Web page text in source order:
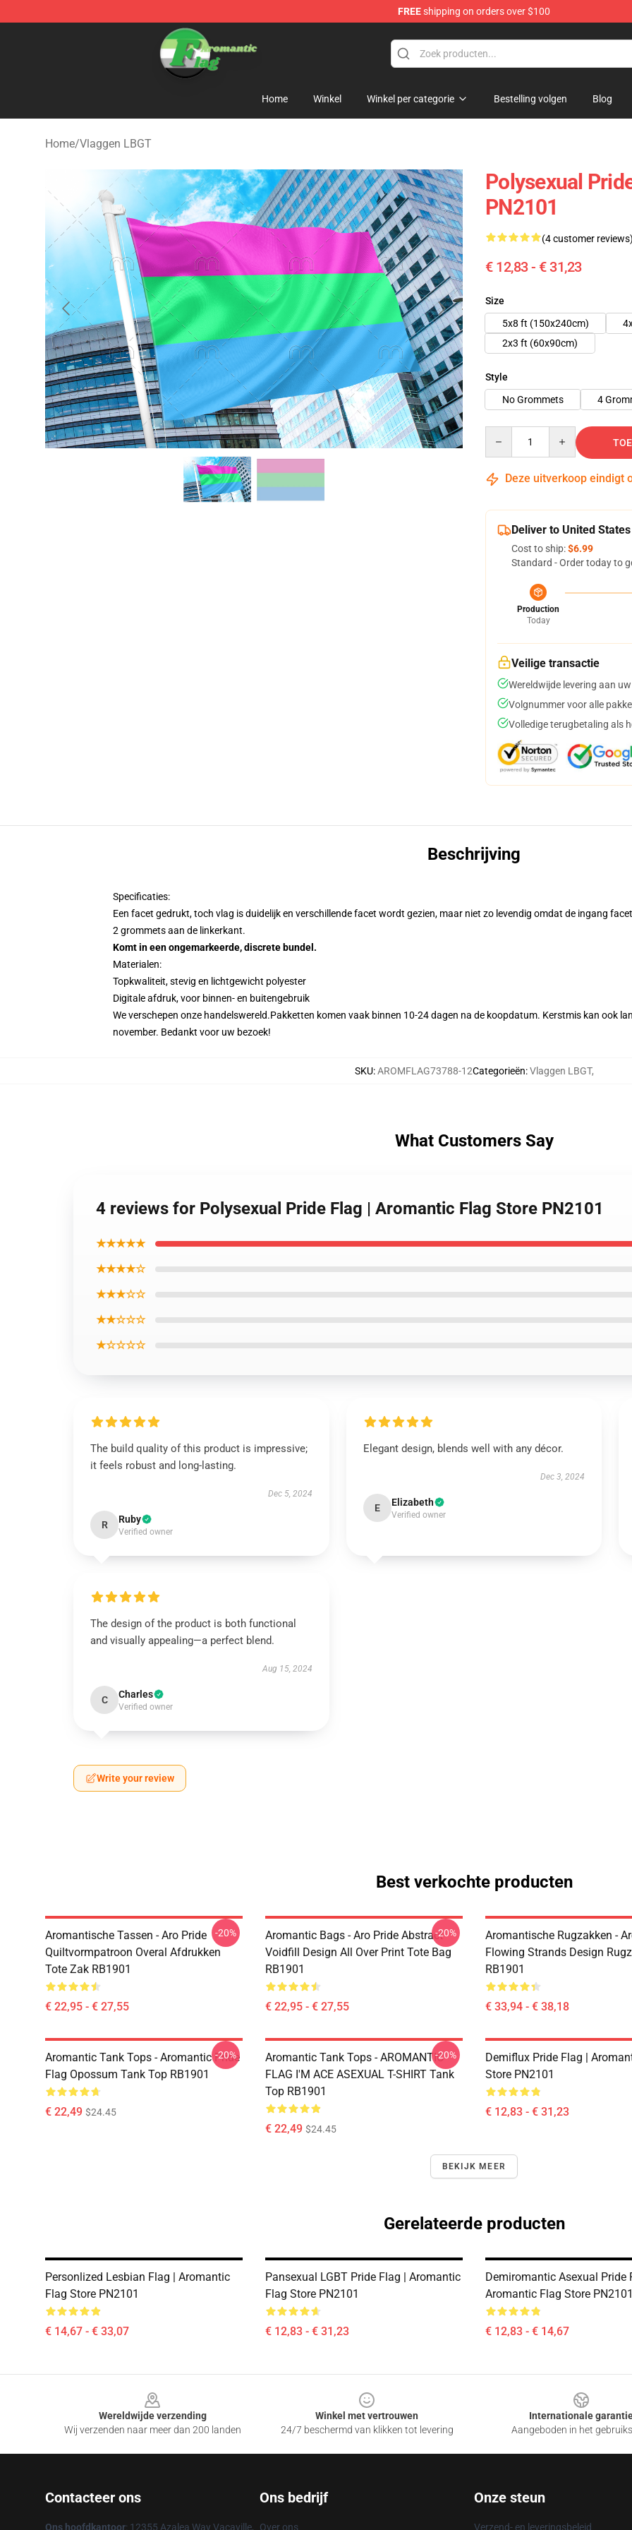
FREEshipping on orders over $100
Aromantic Flag Shop - The Best Store of Aromantic Flag
Home Winkel Winkel per categorie Bestelling volgen Blog
Home/Vlaggen LBGT
Polysexual
PN2101
(4 customer reviews)
€ 12,83 - € 31,23
Size
5x8 ft (150x240cm)
2x3 ft (60x90cm)
Style
No Grommets
4
Deze uitverkoop eindigt
Deliver to United States
Cost to ship:$6.99
Standard - Order today to
Production
Today
Veilige transactie
Wereldwijde levering aan
Volgnummer voor alle
Volledige terugbetaling als
Beschrijving
Specificaties:
Een facet gedrukt, toch vlag is duidelijk en verschillende facet wordt gezien, maar niet zo levendig omdat de ingang
2 grommets aan de linkerkant.
Komt in een ongemarkeerde, discrete bundel.
Materialen:
Topkwaliteit, stevig en lichtgewicht polyester
Digitale afdruk, voor binnen- en buitengebruik
We verschepen onze handelswereld.Pakketten komen vaak binnen 10-24 dagen na de koopdatum. Kerstmis kan ook
november. Bedankt voor uw bezoek!
SKU:AROMFLAG73788-12Categorieën:Vlaggen LBGT,
What Customers Say
4 reviews for Polysexual Pride Flag | Aromantic Flag Store PN2101
★★★★★
★★★★☆
★★★☆☆
★★☆☆☆
★☆☆☆☆
The build quality of this product is impressive;
it feels robust and long-lasting.
Dec 5, 2024
R Ruby
Verified owner
Elegant design, blends well with any décor.
Dec 3, 2024
E Elizabeth
Verified owner
The design of the product is both functional
and visually appealing—a perfect blend.
Aug 15, 2024
C Charles
Verified owner
Write your review
Best verkochte producten
Aromantische Tassen - Aro Pride
Quiltvormpatroon Overal Afdrukken
Tote Zak RB1901
€ 22,95 - € 27,55
-20%
Aromantic Bags - Aro Pride Abstract
Voidfill Design All Over Print Tote Bag
RB1901
€ 22,95 - € 27,55
-20%
Aromantische Rugzakken -
Flowing Strands Design
RB1901
€ 33,94 - € 38,18
Aromantic Tank Tops - Aromantic Pride
Flag Opossum Tank Top RB1901
€ 22,49 $24.45
-20%
Aromantic Tank Tops - AROMANTIC
FLAG I'M ACE ASEXUAL T-SHIRT Tank
Top RB1901
€ 22,49 $24.45
-20%
Demiflux Pride Flag |
Store PN2101
€ 12,83 - € 31,23
BEKIJK MEER
Gerelateerde producten
Personlized Lesbian Flag | Aromantic
Flag Store PN2101
€ 14,67 - € 33,07
Pansexual LGBT Pride Flag | Aromantic
Flag Store PN2101
€ 12,83 - € 31,23
Demiromantic Asexual Pride
Aromantic Flag Store PN2101
€ 12,83 - € 14,67
Wereldwijde verzending
Wij verzenden naar meer dan 200 landen
Winkel met vertrouwen
24/7 beschermd van klikken tot levering
Internationale
Aangeboden in het
Contacteer ons
Ons hoofdkantoor: 12355 Azalea Way Vacaville,
Ons bedrijf
Over ons
Onze steun
Verzend- en leveringsbeleid